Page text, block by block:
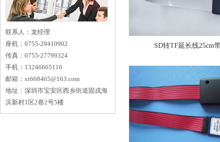
联系人：龙经理
座机：0755-29410902
传真：0755-27799324
手机：13246665116
邮箱： xt668465@163.com
地址：深圳市宝安区西乡街道固戍海
滨新村1区2巷2号5楼
SD转TF延长线25cm